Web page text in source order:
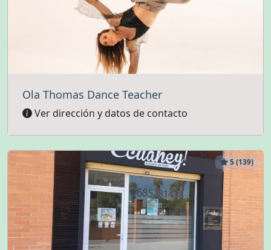
Ola Thomas Dance Teacher
Ver dirección y datos de contacto
5 (139)